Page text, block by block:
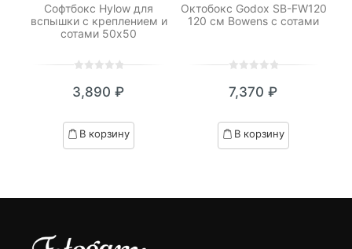
Софтбокс Hylow для
вспышки с креплением и
сотами 50х50
out
based
on
3,890 ₽
В корзину
Октобокс Godox SB-FW120
120 см Bowens с сотами
out
based
on
7,370 ₽
В корзину